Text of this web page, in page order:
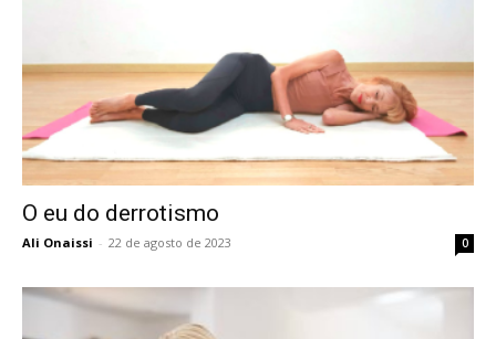
O eu do derrotismo
Ali Onaissi - 22 de agosto de 2023 0